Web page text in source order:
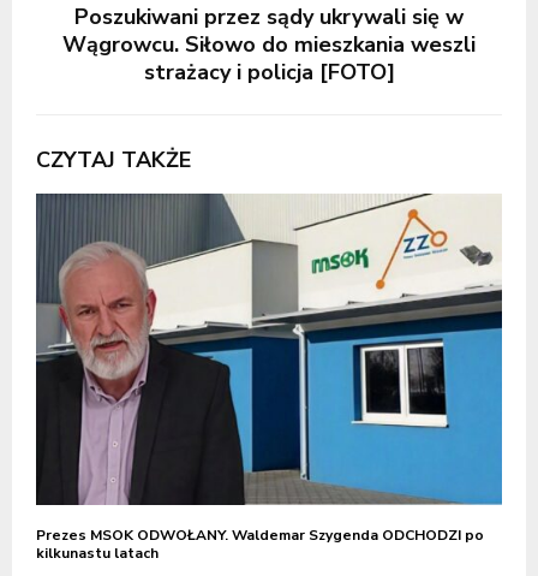
Poszukiwani przez sądy ukrywali się w
Wągrowcu. Siłowo do mieszkania weszli
strażacy i policja [FOTO]
CZYTAJ TAKŻE
Prezes MSOK ODWOŁANY. Waldemar Szygenda ODCHODZI po
kilkunastu latach